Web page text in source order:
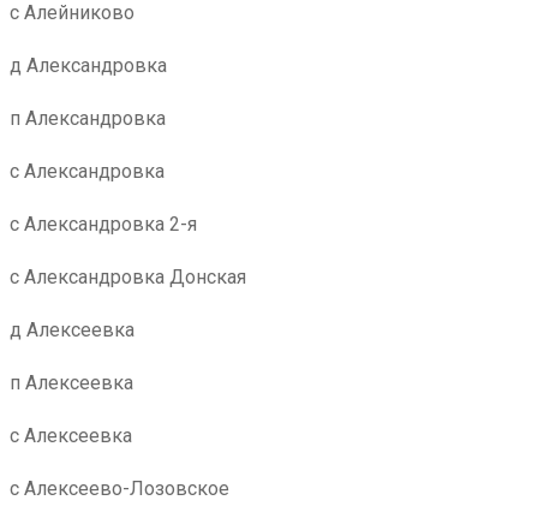
с Алейниково
д Александровка
п Александровка
с Александровка
с Александровка 2-я
с Александровка Донская
д Алексеевка
п Алексеевка
с Алексеевка
с Алексеево-Лозовское